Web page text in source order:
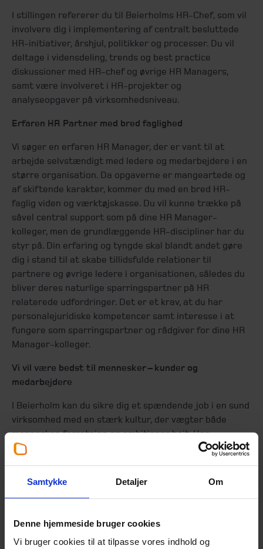
Samtykke Detaljer Om
Denne hjemmeside bruger cookies
Vi bruger cookies til at tilpasse vores indhold og
I stillingen refererer du til Beierholms HR-Chef, som vil
involvere dig i implementering af centralt besluttede
HR-initiativer, årshjul, politikker og processer. Du vil
deltage i vidensdeling, trends og best practice
diskussioner med HR-chef og øvrige HR Managers,
samt være involveret i HR-projekter og
analyseopgaver på virksomhedsniveau.
Erfaren HR Partner med bred faglighed
Vi søger en erfaren HR Manager, der er vant til at
arbejde selvstændigt med ledere og medarbejdere i en
større organisation. Da opgaverne er mangeartede og
af skiftende karakter, kommer du med en bred HR-
faglig viden og værktøjskasse. Du vil kunne trække på
såvel central support som på dine HR Manager-
kolleger, men de grundlæggende HR-discipliner har du
styr på. Din erfaring og tyngde skal blandt andet gøre
dig i stand til at skabe tillidsfulde relationer til
partnere og øvrige ledere i organisationen, således du
bliver deres naturlige sparringspartner på HR
relaterede udfordringer. Det er et krav, at du har
personalejuridiske kompetencer samt interesse i at
fungere som sparringspartner og rådgiver for dine HR
Manager-kolleger.
Vi vil være bedst til mennesker – kunder og
medarbejdere
I Beierholm kan du sikre dig et spændende job i en sund
virksomhed med en stærk kultur, der vægter både
mennesker, forretning og ambitioner højt. Hos
Beierholm er vi stolte af at blive kåret som en af
grundlæggende filosofi om vigtigheden af et liv i
forandringsrejse vil du blive en nøgleperson i vores